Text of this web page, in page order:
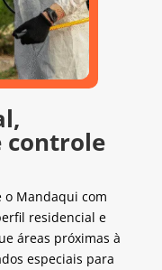
controle
o Mandaqui com
residencial e
áreas próximas à
especiais para